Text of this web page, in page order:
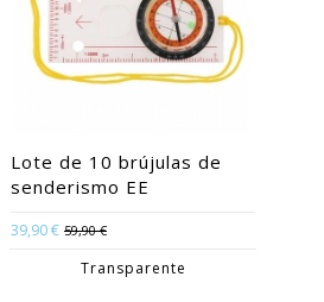
Lote de 10 brújulas de
senderismo EE
39,90 € 59,90 €
Transparente